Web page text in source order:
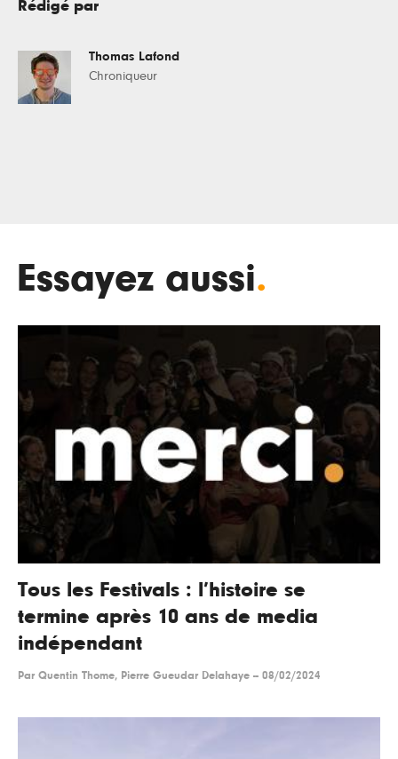
Rédigé par
Thomas Lafond
Chroniqueur
Essayez aussi.
Tous les Festivals : l’histoire se
termine après 10 ans de media
indépendant
Par Quentin Thome, Pierre Gueudar Delahaye -- 08/02/2024